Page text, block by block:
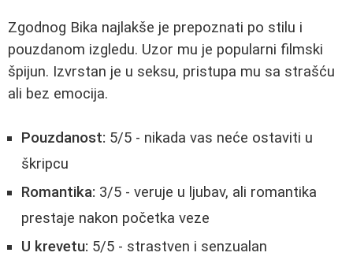
Zgodnog Bika najlakše je prepoznati po stilu i
pouzdanom izgledu. Uzor mu je popularni filmski
špijun. Izvrstan je u seksu, pristupa mu sa strašću
ali bez emocija.
Pouzdanost: 5/5 - nikada vas neće ostaviti u
škripcu
Romantika: 3/5 - veruje u ljubav, ali romantika
prestaje nakon početka veze
U krevetu: 5/5 - strastven i senzualan